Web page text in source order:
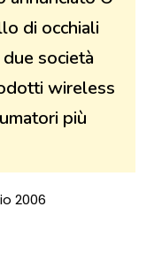
di occhiali
società
wireless
più
2006